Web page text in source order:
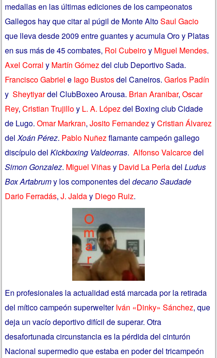
medallas en las últimas ediciones de los campeonatos
Gallegos hay que citar al púgil de Monte AltoSaul Gacio
que lleva desde 2009 entre guantes y acumula Oro y Platas
en sus más de 45 combates, Roi Cubeiroy Miguel Mendes.
Axel Corral y Martín Gómezdel club Deportivo Sada.
Francisco Gabriel e Iago Bustosdel Caneiros.Garlos Padín
ySheytiyardel ClubBoxeo Arousa. Brian Aranibar,Oscar
Rey,Cristian Trujilloy L. A. Lópezdel Boxing club Cidade
de Lugo.Omar Markran,Josito FernandezyCristian Álvarez
delXoán Pérez. Pablo Nuñezflamante campeón gallego
discípulo delKickboxing Valdeorras.Alfonso Valcarcedel
Simon Gonzalez. Miguel Viñasy David La PerladelLudus
Box Artabrumy los componentes deldecano Saudade
Dario Ferradás,J. Jalday Diego Ruiz.
En profesionales la actualidad está marcada por la retirada
del mítico campeón superwelterIván «Dinky» Sánchez, que
deja un vacío deportivo difícil de superar. Otra
desafortunada circunstancia es la pérdida del cinturón
Nacional supermedio que estaba en poder del tricampeón